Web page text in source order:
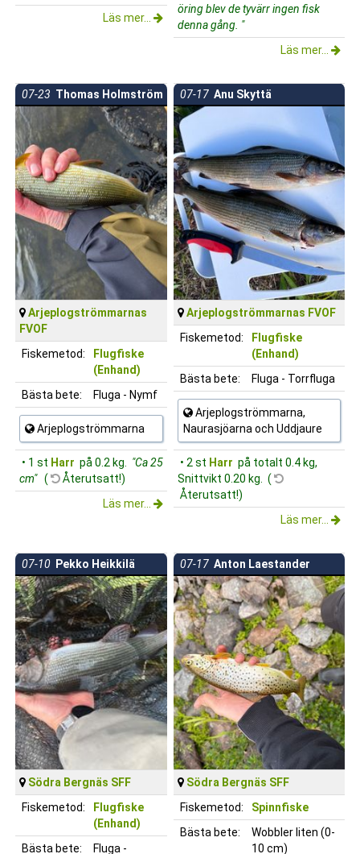
Läs mer...
öring blev de tyvärr ingen fisk
denna gång. "
Läs mer...
07-23 Thomas Holmström
Arjeplogströmmarnas
FVOF
Fiskemetod:
Flugfiske
(Enhand)
Bästa bete:
Fluga - Nymf
Arjeplogströmmarna
• 1 st Harr på 0.2 kg.
"Ca 25
cm" (
Återutsatt!)
Läs mer...
07-17 Anu Skyttä
Arjeplogströmmarnas FVOF
Fiskemetod:
Flugfiske
(Enhand)
Bästa bete:
Fluga - Torrfluga
Arjeplogströmmarna,
Naurasjöarna och Uddjaure
• 2 st Harr på totalt 0.4 kg,
Snittvikt 0.20 kg. (
Återutsatt!)
Läs mer...
07-10 Pekko Heikkilä
Södra Bergnäs SFF
Fiskemetod:
Flugfiske
(Enhand)
Bästa bete:
Fluga -
07-17 Anton Laestander
Södra Bergnäs SFF
Fiskemetod:
Spinnfiske
Bästa bete:
Wobbler liten (0-
10 cm)